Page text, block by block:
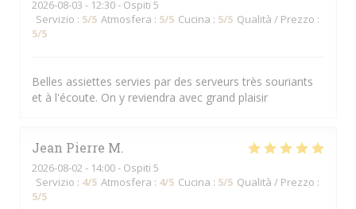
2026-08-03 - 12:30 - Ospiti 5
Servizio : 5/5 Atmosfera : 5/5 Cucina : 5/5 Qualità / Prezzo :
5/5
Belles assiettes servies par des serveurs très souriants
et à l'écoute. On y reviendra avec grand plaisir
Jean Pierre M
2026-08-02 - 14:00 - Ospiti 5
Servizio : 4/5 Atmosfera : 4/5 Cucina : 5/5 Qualità / Prezzo :
5/5